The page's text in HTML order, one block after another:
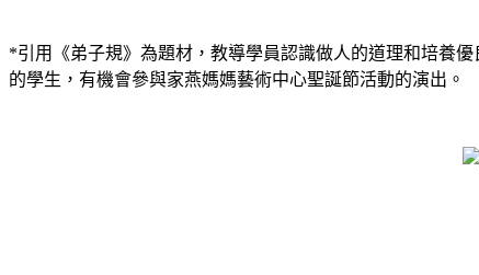
*引用《弟子規》為題材，教導學員認識做人的道理和培養
的學生，有機會參與家燕媽媽藝術中心聖誕節活動的演出。